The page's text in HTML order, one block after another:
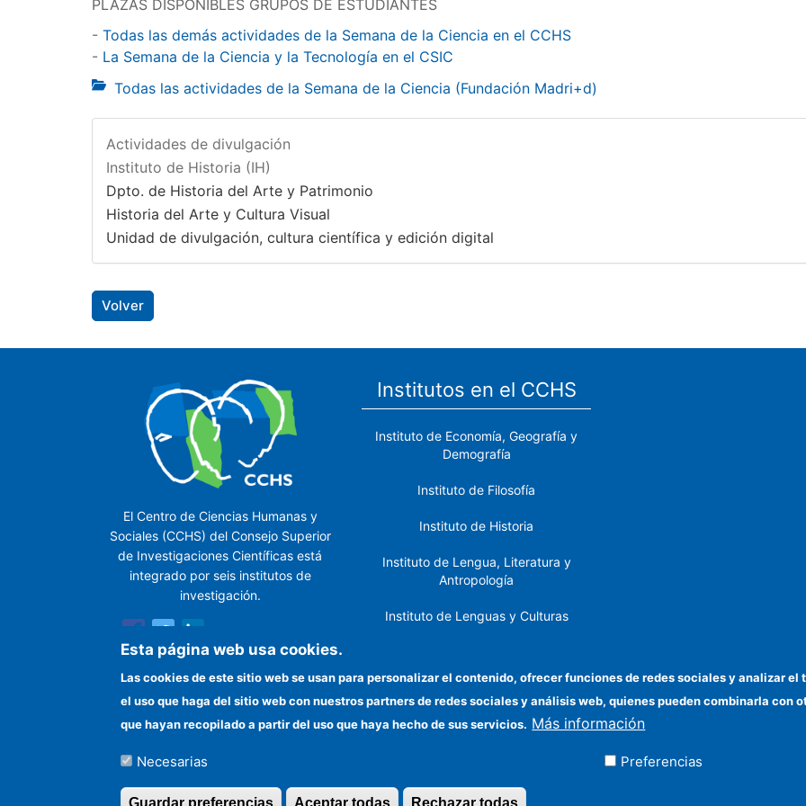
PLAZAS DISPONIBLES GRUPOS DE ESTUDIANTES
- Todas las demás actividades de la Semana de la Ciencia en el CCHS
- La Semana de la Ciencia y la Tecnología en el CSIC
Todas las actividades de la Semana de la Ciencia (Fundación Madri+d)
Actividades de divulgación
Instituto de Historia (IH)
Dpto. de Historia del Arte y Patrimonio
Historia del Arte y Cultura Visual
Unidad de divulgación, cultura científica y edición digital
Volver
El Centro de Ciencias Humanas y
Sociales (CCHS) del Consejo Superior
de Investigaciones Científicas está
integrado por seis institutos de
investigación.
Institutos en el CCHS
Instituto de Economía, Geografía y
Demografía
Instituto de Filosofía
Instituto de Historia
Instituto de Lengua, Literatura y
Antropología
Instituto de Lenguas y Culturas
Instituto de Políticas y Bienes
Públicos
©Copyright 2026 Todos los derechos reservados
Esta página web usa cookies.
Las cookies de este sitio web se usan para personalizar el contenido, ofrecer funciones de redes sociales y analizar
el uso que haga del sitio web con nuestros partners de redes sociales y análisis web, quienes pueden combinarla con
que hayan recopilado a partir del uso que haya hecho de sus servicios. Más información
Necesarias Preferencias
Guardar preferencias Rechazar todas
Aceptar todas